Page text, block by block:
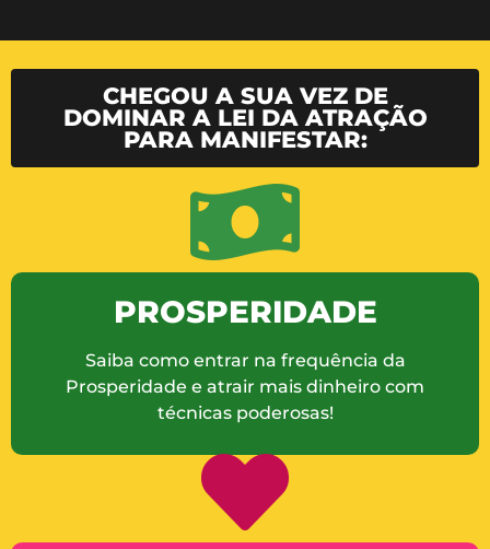
CHEGOU A SUA VEZ DE
DOMINAR A LEI DA ATRAÇÃO
PARA MANIFESTAR:
PROSPERIDADE
Saiba como entrar na frequência da
Prosperidade e atrair mais dinheiro com
técnicas poderosas!